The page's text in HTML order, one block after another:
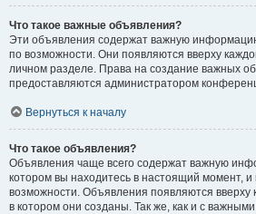
Что такое важные объявления?
Эти объявления содержат важную
по возможности. Они появляются вверху
личном разделе. Права на создание важных
предоставляются администратором
Вернуться к началу
Что такое объявления?
Объявления чаще всего содержат важную
котором вы находитесь в настоящий момент,
возможности. Объявления появляются
в котором они созданы. Так же, как и с